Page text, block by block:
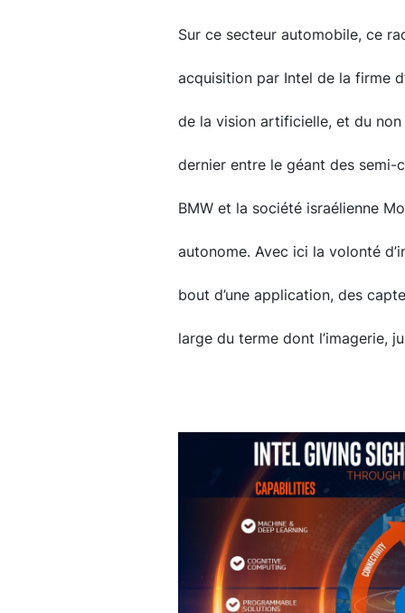
Sur ce secteur automobile, ce
acquisition par Intel de la firme
de la vision artificielle, et du
dernier entre le géant des
BMW et la société israélienne
autonome. Avec ici la volonté
bout d’une application, des
large du terme dont l’imagerie,